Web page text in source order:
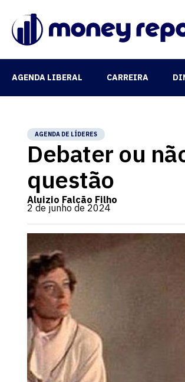
AGENDA LIBERAL CARREIRA
AGENDA DE LÍDERES
Debater ou
questão
Aluizio Falcão Filho
2 de junho de 2024